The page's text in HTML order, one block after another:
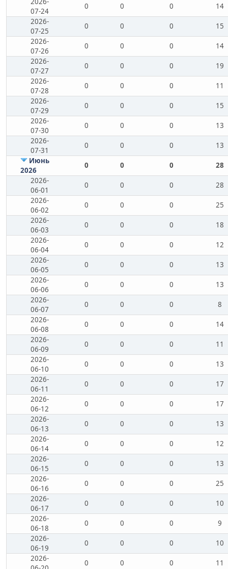
07-24
0 0 0
14
2026-
07-25
0 0 0
15
2026-
07-26
0 0 0
14
2026-
07-27
0 0 0
19
2026-
07-28
0 0 0
11
2026-
07-29
0 0 0
15
2026-
07-30
0 0 0
13
2026-
07-31
0 0 0
13
Июнь
2026
0 0 0
28
2026-
06-01
0 0 0
28
2026-
06-02
0 0 0
25
2026-
06-03
0 0 0
18
2026-
06-04
0 0 0
12
2026-
06-05
0 0 0
13
2026-
06-06
0 0 0
13
2026-
06-07
0 0 0
8
2026-
06-08
0 0 0
14
2026-
06-09
0 0 0
11
2026-
06-10
0 0 0
13
2026-
06-11
0 0 0
17
2026-
06-12
0 0 0
17
2026-
06-13
0 0 0
13
2026-
06-14
0 0 0
12
2026-
06-15
0 0 0
13
2026-
06-16
0 0 0
25
2026-
06-17
0 0 0
10
2026-
06-18
0 0 0
9
2026-
06-19
0 0 0
10
2026-
0 0 0
11